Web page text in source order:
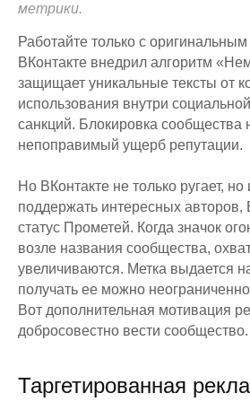
метрики.
Работайте только с оригинальным
ВКонтакте внедрил алгоритм
защищает уникальные тексты от
использования внутри
санкций. Блокировка сообщества
непоправимый ущерб репутации.
Но ВКонтакте не только ругает,
поддержать интересных авторов,
статус Прометей. Когда значок
возле названия сообщества,
увеличиваются. Метка выдается
получать ее можно
Вот дополнительная мотивация
добросовестно вести сообщество.
Таргетированная